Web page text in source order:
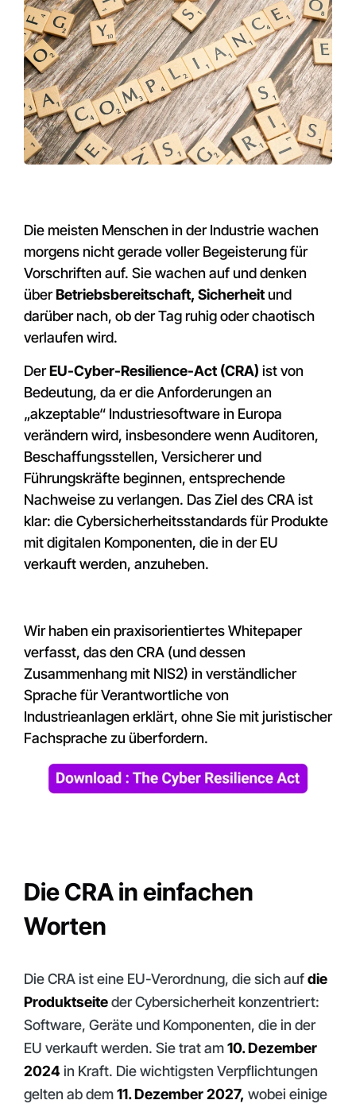
Die meisten Menschen in der Industrie wachen
morgens nicht gerade voller Begeisterung für
Vorschriften auf. Sie wachen auf und denken
überBetriebsbereitschaft, Sicherheitund
darüber nach, ob der Tag ruhig oder chaotisch
verlaufen wird.
DerEU-Cyber-Resilience-Act (CRA) ist von
Bedeutung, da er die Anforderungen an
„akzeptable“ Industriesoftware in Europa
verändern wird, insbesondere wenn Auditoren,
Beschaffungsstellen, Versicherer und
Führungskräfte beginnen, entsprechende
Nachweise zu verlangen. Das Ziel des CRA ist
klar: die Cybersicherheitsstandards für Produkte
mit digitalen Komponenten, die in der EU
verkauft werden, anzuheben.
Wir haben ein praxisorientiertes Whitepaper
verfasst, das den CRA (und dessen
Zusammenhang mit NIS2) in verständlicher
Sprache für Verantwortliche von
Industrieanlagen erklärt, ohne Sie mit juristischer
Fachsprache zu überfordern.
Die CRA in einfachen
Worten
Die CRA ist eine EU-Verordnung, die sich aufdie
Produktseiteder Cybersicherheit konzentriert:
Software, Geräte und Komponenten, die in der
EU verkauft werden. Sie trat am10. Dezember
2024in Kraft. Die wichtigsten Verpflichtungen
gelten ab dem11. Dezember 2027, wobei einige